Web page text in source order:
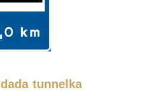
tunnelka